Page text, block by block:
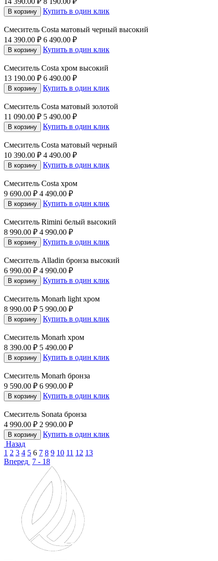
В корзину Купить в один клик
Смеситель Costa матовый черный высокий
14 390.00 ₽ 6 490.00 ₽
В корзину Купить в один клик
Смеситель Costa хром высокий
13 190.00 ₽ 6 490.00 ₽
В корзину Купить в один клик
Смеситель Costa матовый золотой
11 090.00 ₽ 5 490.00 ₽
В корзину Купить в один клик
Смеситель Costa матовый черный
10 390.00 ₽ 4 490.00 ₽
В корзину Купить в один клик
Смеситель Costa хром
9 690.00 ₽ 4 490.00 ₽
В корзину Купить в один клик
Смеситель Rimini белый высокий
8 990.00 ₽ 4 990.00 ₽
В корзину Купить в один клик
Смеситель Alladin бронза высокий
6 990.00 ₽ 4 990.00 ₽
В корзину Купить в один клик
Смеситель Monarh light хром
8 990.00 ₽ 5 990.00 ₽
В корзину Купить в один клик
Смеситель Monarh хром
8 390.00 ₽ 5 490.00 ₽
В корзину Купить в один клик
Смеситель Monarh бронза
9 590.00 ₽ 6 990.00 ₽
В корзину Купить в один клик
Смеситель Sonata бронза
4 990.00 ₽ 2 990.00 ₽
В корзину
Купить в один клик
Назад
1 2 3 4 5 6 7 8 9 10 11 12 13
Вперед 7 - 18